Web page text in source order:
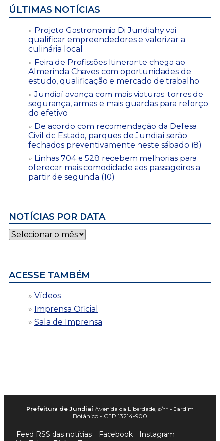
ÚLTIMAS NOTÍCIAS
Projeto Gastronomia Di Jundiahy vai
qualificar empreendedores e valorizar a
culinária local
Feira de Profissões Itinerante chega ao
Almerinda Chaves com oportunidades de
estudo, qualificação e mercado de trabalho
Jundiaí avança com mais viaturas, torres de
segurança, armas e mais guardas para reforço
do efetivo
De acordo com recomendação da Defesa
Civil do Estado, parques de Jundiaí serão
fechados preventivamente neste sábado (8)
Linhas 704 e 528 recebem melhorias para
oferecer mais comodidade aos passageiros a
partir de segunda (10)
NOTÍCIAS POR DATA
Notícias
por
ACESSE TAMBÉM
Vídeos
Imprensa Oficial
Sala de Imprensa
Prefeitura de Jundiaí Avenida da Liberdade, s/nº - Jardim
Botânico - CEP 13214-900
Feed RSS das notícias Facebook
Instagram